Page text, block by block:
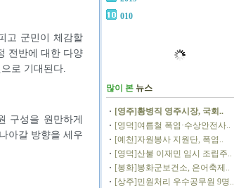
고 군민이 체감할
전반에 대한 다양
로 기대된다.
구성을 원만하게
아갈 방향을 세우
010
많이 본 뉴스
[영주]황병직 영주시장, 국회..
[영덕]여름철 폭염·수상안전사..
[예천]자원봉사 지원단, 폭염..
[영덕]산불 이재민 임시 조립주..
[봉화]봉화군보건소, 은어축제..
[상주]민원처리 우수공무원 9명..